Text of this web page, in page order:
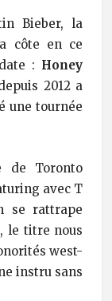
Bieber, la
côte en ce
: Honey
2012 a
une tournée
Toronto
avec T
se rattrape
le titre nous
west-
instru sans